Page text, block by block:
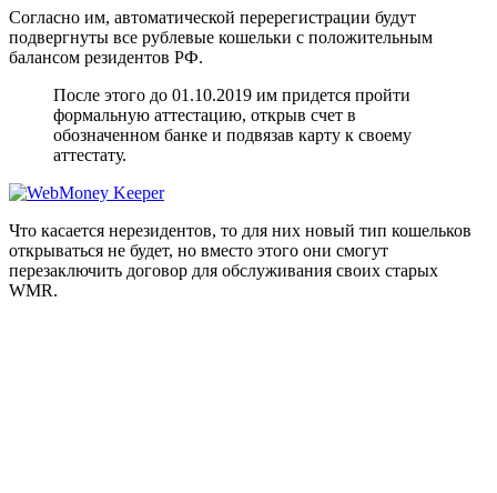
Согласно им, автоматической перерегистрации будут
подвергнуты все рублевые кошельки с положительным
балансом резидентов РФ.
После этого до 01.10.2019 им придется пройти
формальную аттестацию, открыв счет в
обозначенном банке и подвязав карту к своему
аттестату.
Что касается нерезидентов, то для них новый тип кошельков
открываться не будет, но вместо этого они смогут
перезаключить договор для обслуживания своих старых
WMR.